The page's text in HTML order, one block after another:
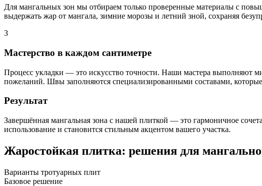
Для мангальных зон мы отбираем только проверенные материалы с
выдержать жар от мангала, зимние морозы и летний зной, сохраняя
3
Мастерство в каждом сантиметре
Процесс укладки — это искусство точности. Наши мастера выполняют
пожеланий. Швы заполняются специализированными составами,
Результат
Завершённая мангальная зона с нашей плиткой — это гармоничное
использование и становится стильным акцентом вашего участка.
Жаростойкая плитка: решения для
Варианты тротуарных плит
Базовое решение